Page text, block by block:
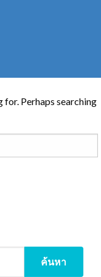
for. Perhaps searching